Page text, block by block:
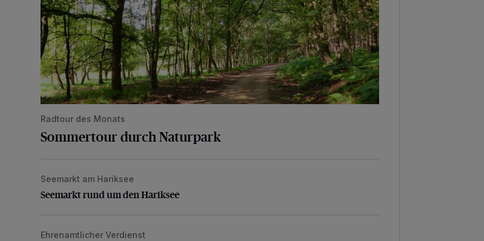
Radtour des Monats
Sommertour durch Naturpark
Seemarkt rund um den Hariksee
Seemarkt am Hariksee
Seemarkt rund um den Hariksee
Caritas: Auszeichnungen für Engagement
Ehrenamtlicher Verdienst